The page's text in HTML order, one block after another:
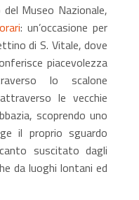
Museo Nazionale,
: un’occasione per
di S. Vitale, dove
piacevolezza
lo scalone
le vecchie
scoprendo uno
il proprio sguardo
suscitato dagli
da luoghi lontani ed